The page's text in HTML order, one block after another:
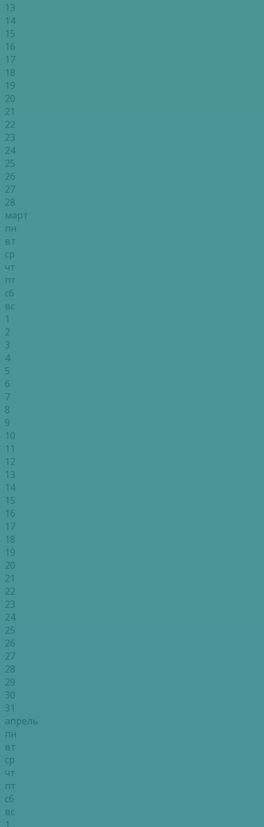
13
14
15
16
17
18
19
20
21
22
23
24
25
26
27
28
март
пн
вт
ср
чт
пт
сб
вс
1
2
3
4
5
6
7
8
9
10
11
12
13
14
15
16
17
18
19
20
21
22
23
24
25
26
27
28
29
30
31
апрель
пн
вт
ср
чт
пт
сб
вс
1